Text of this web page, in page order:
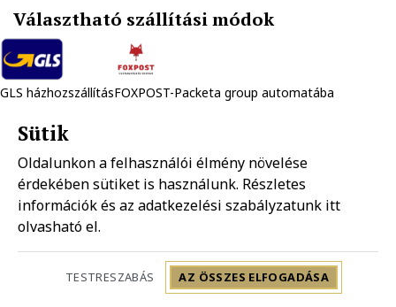
Választható szállítási módok
GLS házhozszállításFOXPOST-Packeta group automatába
Mpl házhozszállítás
1.990 Ft
Mpl postapont
1.490 Ft
Szállítás: 2-5 munkanap
Vivo X60 Pro SIM kártya
Sütik
Oldalunkon a felhasználói élmény növelése
érdekében sütiket is használunk. Részletes
információk és az adatkezelési szabályzatunk itt
olvasható el.
TESTRESZABÁS AZ ÖSSZES ELFOGADÁSA